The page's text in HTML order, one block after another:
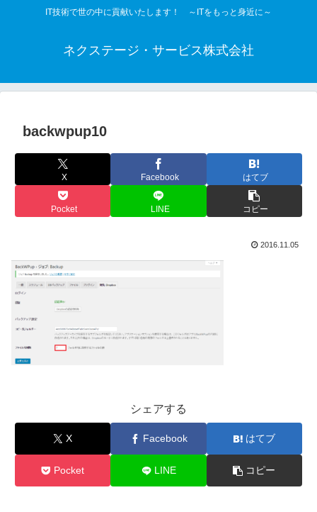
IT技術で世の中に貢献いたします！ ～ITをもっと身近に～
ネクステージ・サービス株式会社
backwpup10
X Facebook はてブ
Pocket LINE コピー
2016.11.05
シェアする
X Facebook はてブ
Pocket LINE コピー